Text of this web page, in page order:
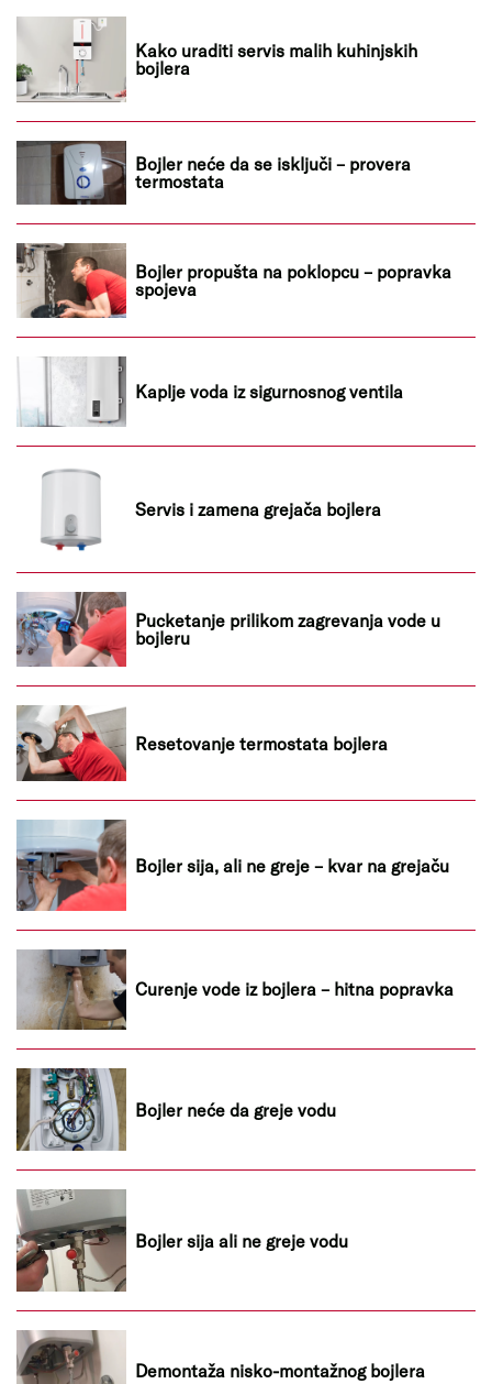
Kako uraditi servis malih kuhinjskih
bojlera
Bojler neće da se isključi – provera
termostata
Bojler propušta na poklopcu – popravka
spojeva
Kaplje voda iz sigurnosnog ventila
Servis i zamena grejača bojlera
Pucketanje prilikom zagrevanja vode u
bojleru
Resetovanje termostata bojlera
Bojler sija, ali ne greje – kvar na grejaču
Curenje vode iz bojlera – hitna popravka
Bojler neće da greje vodu
Bojler sija ali ne greje vodu
Demontaža nisko-montažnog bojlera